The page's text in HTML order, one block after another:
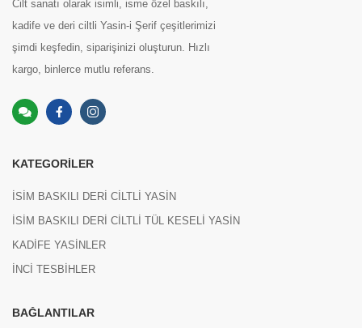
Cilt sanatı olarak isimli, isme özel baskılı,
kadife ve deri ciltli Yasin-i Şerif çeşitlerimizi
şimdi keşfedin, siparişinizi oluşturun. Hızlı
kargo, binlerce mutlu referans.
KATEGORILER
İSİM BASKILI DERİ CİLTLİ YASİN
İSİM BASKILI DERİ CİLTLİ TÜL KESELİ YASİN
KADİFE YASİNLER
İNCİ TESBİHLER
BAĞLANTILAR